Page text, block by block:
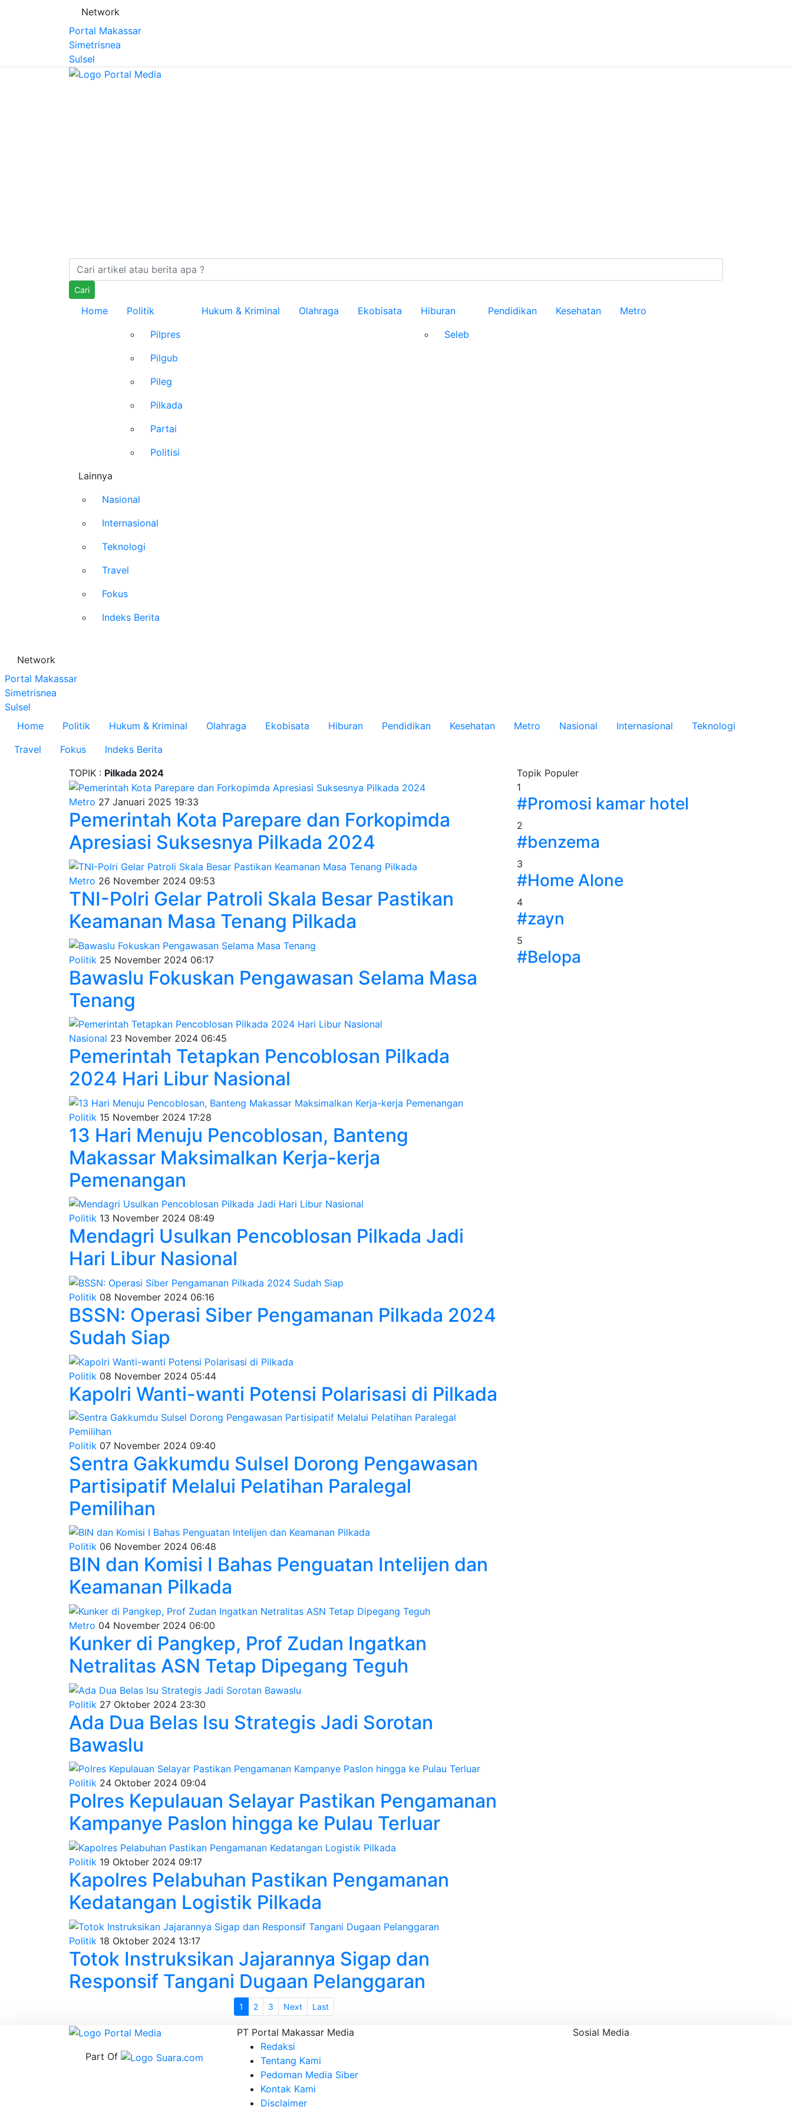
Network
Portal Makassar
Simetrisnea
Sulsel
Cari
Home
Politik
Pilpres
Pilgub
Pileg
Pilkada
Partai
Politisi
Hukum & Kriminal Olahraga Ekobisata
Hiburan
Seleb
Pendidikan Kesehatan Metro
Lainnya
Nasional
Internasional
Teknologi
Travel
Fokus
Indeks Berita
Network
Portal Makassar
Simetrisnea
Sulsel
Home
Politik Hukum & Kriminal Olahraga Ekobisata Hiburan Pendidikan Kesehatan Metro Nasional Internasional
Teknologi
Travel
Fokus
Indeks Berita
TOPIK : Pilkada 2024
Metro 27 Januari 2025 19:33
Pemerintah Kota Parepare dan Forkopimda
Apresiasi Suksesnya Pilkada 2024
Metro 26 November 2024 09:53
TNI-Polri Gelar Patroli Skala Besar Pastikan
Keamanan Masa Tenang Pilkada
Politik 25 November 2024 06:17
Bawaslu Fokuskan Pengawasan Selama Masa
Tenang
Nasional 23 November 2024 06:45
Pemerintah Tetapkan Pencoblosan Pilkada
2024 Hari Libur Nasional
Politik 15 November 2024 17:28
13 Hari Menuju Pencoblosan, Banteng
Makassar Maksimalkan Kerja-kerja
Pemenangan
Politik 13 November 2024 08:49
Mendagri Usulkan Pencoblosan Pilkada Jadi
Hari Libur Nasional
Politik 08 November 2024 06:16
BSSN: Operasi Siber Pengamanan Pilkada 2024
Sudah Siap
Politik 08 November 2024 05:44
Kapolri Wanti-wanti Potensi Polarisasi di Pilkada
Politik 07 November 2024 09:40
Sentra Gakkumdu Sulsel Dorong Pengawasan
Partisipatif Melalui Pelatihan Paralegal
Pemilihan
Politik 06 November 2024 06:48
BIN dan Komisi I Bahas Penguatan Intelijen dan
Keamanan Pilkada
Metro 04 November 2024 06:00
Kunker di Pangkep, Prof Zudan Ingatkan
Netralitas ASN Tetap Dipegang Teguh
Politik 27 Oktober 2024 23:30
Ada Dua Belas Isu Strategis Jadi Sorotan
Bawaslu
Politik 24 Oktober 2024 09:04
Polres Kepulauan Selayar Pastikan Pengamanan
Kampanye Paslon hingga ke Pulau Terluar
Politik 19 Oktober 2024 09:17
Kapolres Pelabuhan Pastikan Pengamanan
Kedatangan Logistik Pilkada
Politik 18 Oktober 2024 13:17
Totok Instruksikan Jajarannya Sigap dan
Responsif Tangani Dugaan Pelanggaran
1 2 3 Next Last
Topik Populer
1
#Promosi kamar hotel
2
#benzema
3
#Home Alone
4
#zayn
5
#Belopa
Part Of
PT Portal Makassar Media
Redaksi
Tentang Kami
Pedoman Media Siber
Kontak Kami
Disclaimer
Sosial Media